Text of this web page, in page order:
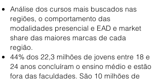
Análise dos cursos mais buscados nas
regiões, o comportamento das
modalidades presencial e EAD e market
share das maiores marcas de cada
região.
44% dos 22,3 milhões de jovens entre 18 e
24 anos concluíram o ensino médio e estão
fora das faculdades. São 10 milhões de